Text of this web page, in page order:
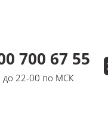
700 67 55
до 22-00 по МСК